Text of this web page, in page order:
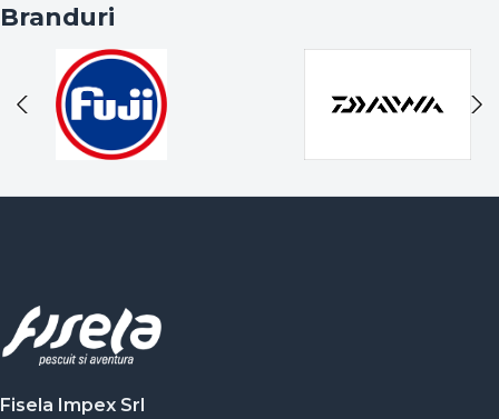
Branduri
Fisela Impex Srl